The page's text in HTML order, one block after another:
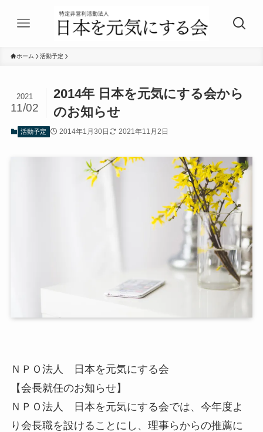
ホーム 活動予定
2014年 日本を元気にする会から
のお知らせ
2021
11/02
活動予定 2014年1月30日 2021年11月2日
ＮＰＯ法人 日本を元気にする会
【会長就任のお知らせ】
ＮＰＯ法人 日本を元気にする会では、今年度よ
り会長職を設けることにし、理事らからの推薦に